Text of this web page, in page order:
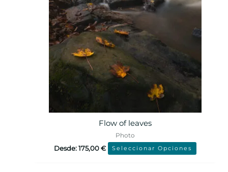
Flow of leaves
Photo
Desde:175,00€ Seleccionar Opciones